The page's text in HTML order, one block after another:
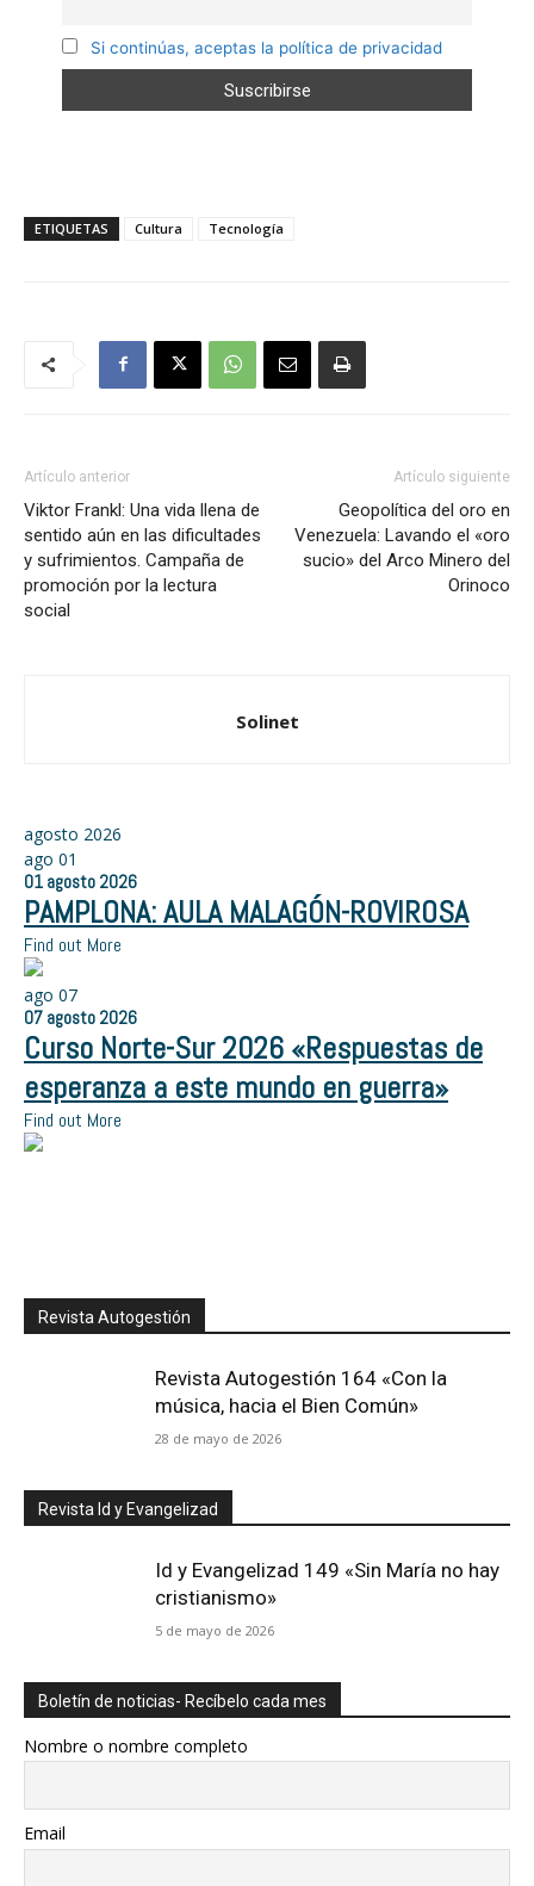
Si continúas, aceptas la política de privacidad
ETIQUETAS Cultura Tecnología
Artículo anterior
Viktor Frankl: Una vida llena de
sentido aún en las dificultades
y sufrimientos. Campaña de
promoción por la lectura
social
Artículo siguiente
Geopolítica del oro en
Venezuela: Lavando el «oro
sucio» del Arco Minero del
Orinoco
Solinet
agosto 2026
ago 01
01 agosto 2026
PAMPLONA: AULA MALAGÓN-ROVIROSA
Find out More
ago 07
07 agosto 2026
Curso Norte-Sur 2026 «Respuestas de
esperanza a este mundo en guerra»
Find out More
Revista Autogestión
Revista Autogestión 164 «Con la
música, hacia el Bien Común»
28 de mayo de 2026
Revista Id y Evangelizad
Id y Evangelizad 149 «Sin María no hay
cristianismo»
5 de mayo de 2026
Boletín de noticias- Recíbelo cada mes
Nombre o nombre completo
Email